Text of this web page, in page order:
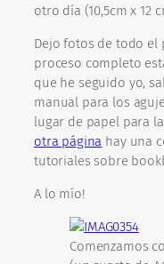
otro día (10,5cm x 12
Dejo fotos de todo el
proceso completo
que he seguido yo,
manual para los
lugar de papel para
otra página hay una
tutoriales sobre
A lo mío!
Comenzamos